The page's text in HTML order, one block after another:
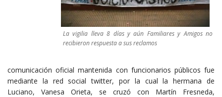
La vigilia lleva 8 días y aún Familiares y Amigos no
recibieron respuesta a sus reclamos
comunicación oficial mantenida con funcionarios públicos fue
mediante la red social twitter, por la cual la hermana de
Luciano, Vanesa Orieta, se cruzó con Martín Fresneda,